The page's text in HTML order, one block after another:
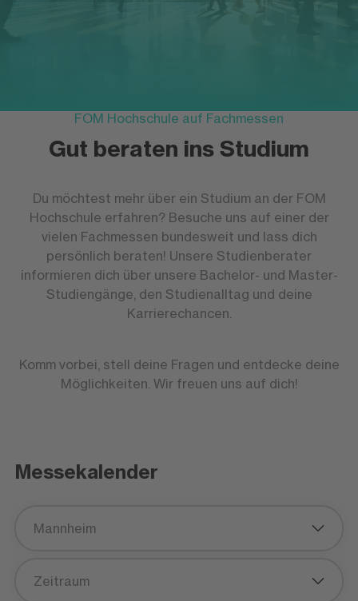
FOM Hochschule auf Fachmessen
Gut beraten ins Studium
Du möchtest mehr über ein Studium an der FOM
Hochschule erfahren? Besuche uns auf einer der
vielen Fachmessen bundesweit und lass dich
persönlich beraten! Unsere Studienberater
informieren dich über unsere Bachelor- und Master-
Studiengänge, den Studienalltag und deine
Karrierechancen.
Komm vorbei, stell deine Fragen und entdecke deine
Möglichkeiten. Wir freuen uns auf dich!
Messekalender
Mannheim
Zeitraum